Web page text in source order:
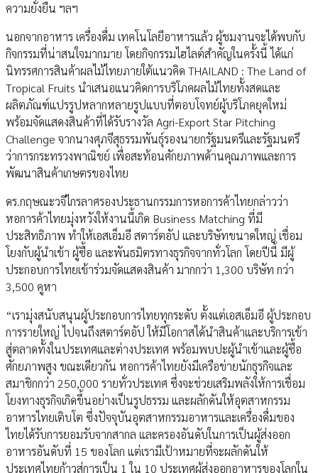
ความยั่งยืน ฯลฯ
นอกจากอาหาร เครื่องดื่ม เทคโนโลยีอาหารแล้ว ผู้ชมงานจะได้พบกับ
กิจกรรมที่น่าสนใจมากมาย โดยกิจกรรมไฮไลต์สำคัญในครั้งนี้ ได้แก่
นิทรรศการสินค้าผลไม้ไทยภายใต้แนวคิด THAILAND : The Land of
Tropical Fruits นำเสนอแนวคิดการบริโภคผลไม้ไทยทั้งสดและ
ผลิตภัณฑ์แปรรูปหลากหลายรูปแบบที่ตอบโจทย์ผู้บริโภคยุคใหม่
พร้อมจัดแสดงสินค้าที่ได้รับรางวัล Agri-Export Star Pitching
Challenge จากนางศุภจีสุธรรมพันธุ์รองนายกรัฐมนตรีและรัฐมนตรี
ว่าการกระทรวงพาณิชย์ เพื่อสะท้อนศักยภาพด้านคุณภาพและการ
พัฒนาสินค้าเกษตรของไทย
ดร.กฤษณะวจีไกรลาศรองประธานกรรมการหอการค้าไทยกล่าวว่า
หอการค้าไทยมุ่งหวังให้งานนี้เกิด Business Matching ที่มี
ประสิทธิภาพ ทำให้เอสเอ็มอี สตาร์ตอัป และบริษัทขนาดใหญ่ เชื่อม
โยงกับผู้นำเข้า ผู้ซื้อ และพันธมิตรทางธุรกิจจากทั่วโลก โดยปีนี้ มีผู้
ประกอบการไทยเข้าร่วมจัดแสดงสินค้า มากกว่า 1,300 บริษัท กว่า
3,500 คูหา
“เรามุ่งสนับสนุนผู้ประกอบการไทยทุกระดับ ตั้งแต่เอสเอ็มอี ผู้ประกอบ
การรายใหญ่ ไปจนถึงสตาร์ตอัป ให้มีโอกาสได้นำสินค้าและบริการเข้า
สู่ตลาดทั้งในประเทศและต่างประเทศ พร้อมพบปะผู้นำเข้าและผู้ซื้อ
ศักยภาพสูง ขณะเดียวกัน หอการค้าไทยยังมีเครือข่ายนักธุรกิจและ
สมาชิกกว่า 250,000 รายทั่วประเทศ ซึ่งจะช่วยเสริมพลังให้การเชื่อม
โยงทางธุรกิจเกิดขึ้นอย่างเป็นรูปธรรม และผลักดันให้อุตสาหกรรม
อาหารไทยเติบโต ซึ่งปัจจุบันอุตสาหกรรมอาหารและเครื่องดื่มของ
ไทยได้รับการยอมรับจากสากล และครองอันดับในการเป็นผู้ส่งออก
อาหารอันดับที่ 15 ของโลก แต่เรามีเป้าหมายที่จะผลักดันให้
ประเทศไทยก้าวสู่การเป็น 1 ใน 10 ประเทศผู้ส่งออกอาหารของโลกใน